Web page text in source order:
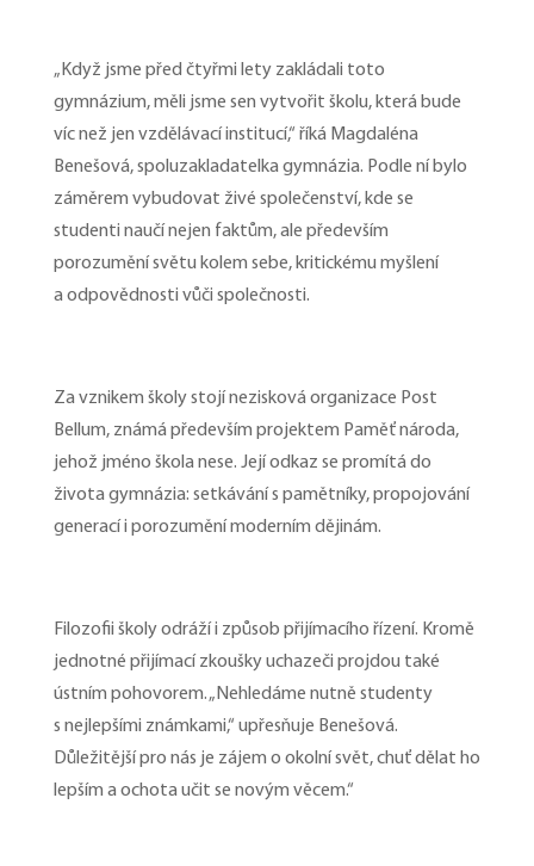
„Když jsme před čtyřmi lety zakládali toto
gymnázium, měli jsme sen vytvořit školu, která bude
víc než jen vzdělávací institucí,“ říká Magdaléna
Benešová, spoluzakladatelka gymnázia. Podle ní bylo
záměrem vybudovat živé společenství, kde se
studenti naučí nejen faktům, ale především
porozumění světu kolem sebe, kritickému myšlení
a odpovědnosti vůči společnosti.
Za vznikem školy stojí nezisková organizace Post
Bellum, známá především projektem Paměť národa,
jehož jméno škola nese. Její odkaz se promítá do
života gymnázia: setkávání s pamětníky, propojování
generací i porozumění moderním dějinám.
Filozofii školy odráží i způsob přijímacího řízení. Kromě
jednotné přijímací zkoušky uchazeči projdou také
ústním pohovorem. „Nehledáme nutně studenty
s nejlepšími známkami,“ upřesňuje Benešová.
Důležitější pro nás je zájem o okolní svět, chuť dělat ho
lepším a ochota učit se novým věcem.“